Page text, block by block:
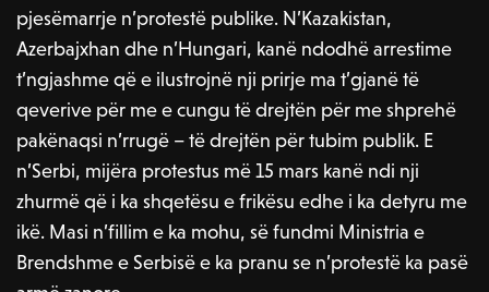
pjesëmarrje n’protestë publike. N’Kazakistan,
Azerbajxhan dhe n’Hungari, kanë ndodhë arrestime
t’ngjashme që e ilustrojnë nji prirje ma t’gjanë të
qeverive për me e cungu të drejtën për me shprehë
pakënaqsi n’rrugë – të drejtën për tubim publik. E
n’Serbi, mijëra protestus më 15 mars kanë ndi nji
zhurmë që i ka shqetësu e frikësu edhe i ka detyru me
ikë. Masi n’fillim e ka mohu, së fundmi Ministria e
Brendshme e Serbisë e ka pranu se n’protestë ka pasë